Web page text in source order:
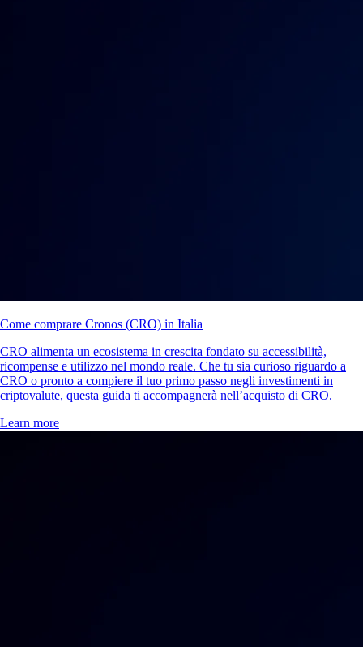
Come comprare Cronos (CRO) in Italia
CRO alimenta un ecosistema in crescita fondato su accessibilità,
ricompense e utilizzo nel mondo reale. Che tu sia curioso riguardo a
CRO o pronto a compiere il tuo primo passo negli investimenti in
criptovalute, questa guida ti accompagnerà nell’acquisto di CRO.
Learn more